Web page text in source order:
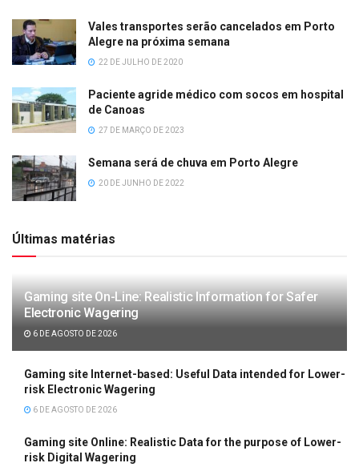
Vales transportes serão cancelados em Porto
Alegre na próxima semana
22 DE JULHO DE 2020
Paciente agride médico com socos em hospital
de Canoas
27 DE MARÇO DE 2023
Semana será de chuva em Porto Alegre
20 DE JUNHO DE 2022
Últimas matérias
Gaming site On-Line: Realistic Information for Safer
Electronic Wagering
6 DE AGOSTO DE 2026
Gaming site Internet-based: Useful Data intended for Lower-
risk Electronic Wagering
6 DE AGOSTO DE 2026
Gaming site Online: Realistic Data for the purpose of Lower-
risk Digital Wagering